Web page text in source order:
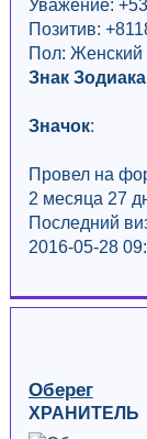
Уважение:
Позитив:
Пол: Женский
Знак Зодиака
Значок:
Провел на
2 месяца 27
Последний
2016-05-28
Оберег
ХРАНИТЕЛЬ